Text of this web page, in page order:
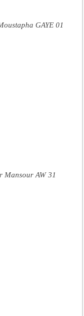
GAYE 01
Mansour AW 31